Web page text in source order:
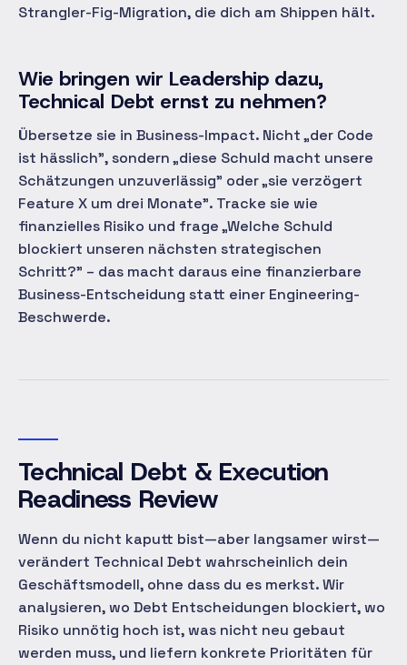
Strangler-Fig-Migration, die dich am Shippen hält.
Wie bringen wir Leadership dazu,
Technical Debt ernst zu nehmen?
Übersetze sie in Business-Impact. Nicht „der Code
ist hässlich", sondern „diese Schuld macht unsere
Schätzungen unzuverlässig" oder „sie verzögert
Feature X um drei Monate". Tracke sie wie
finanzielles Risiko und frage „Welche Schuld
blockiert unseren nächsten strategischen
Schritt?" – das macht daraus eine finanzierbare
Business-Entscheidung statt einer Engineering-
Beschwerde.
Technical Debt & Execution
Readiness Review
Wenn du nicht kaputt bist—aber langsamer wirst—
verändert Technical Debt wahrscheinlich dein
Geschäftsmodell, ohne dass du es merkst. Wir
analysieren, wo Debt Entscheidungen blockiert, wo
Risiko unnötig hoch ist, was nicht neu gebaut
werden muss, und liefern konkrete Prioritäten für